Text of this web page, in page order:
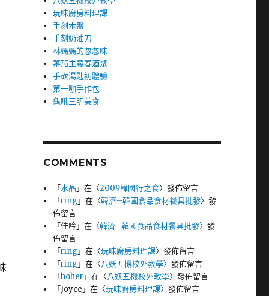
玩味廚房料理課
手刻木盤
手刻奶油刀
林媽媽的忽忽味
蕃茄主義春酒聚
手砍湯匙初體驗
第一咖手作包
龜吼三明美食
COMMENTS
「水晶 」在〈2009韓國行之食〉發佈留言
「ring 」在〈韓濟–韓國食品食材餐具批發〉發
佈留言
「佳吟」在〈韓濟–韓國食品食材餐具批發〉發
佈留言
「ring 」在〈玩味廚房料理課〉發佈留言
「ring 」在〈八妖五機校外教學〉發佈留言
「hoher 」在〈八妖五機校外教學〉發佈留言
「Joyce 」在〈玩味廚房料理課〉發佈留言